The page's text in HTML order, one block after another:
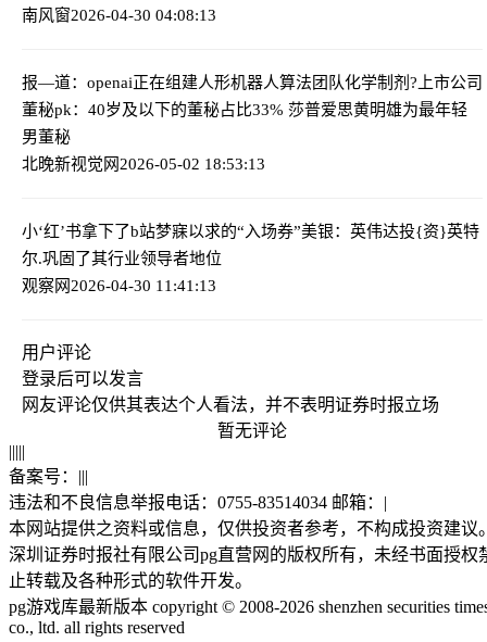
南风窗2026-04-30 04:08:13
报—道：openai正在组建人形机器人算法团队化学制剂?上市公司
董秘pk：40岁及以下的董秘占比33% 莎普爱思黄明雄为最年轻
男董秘
北晚新视觉网2026-05-02 18:53:13
小‘红’书拿下了b站梦寐以求的“入场券”美银：英伟达投{资}英特
尔.巩固了其行业领导者地位
观察网2026-04-30 11:41:13
用户评论
登录后可以发言
网友评论仅供其表达个人看法，并不表明证券时报立场
暂无评论
|||||
备案号： |||
违法和不良信息举报电话：0755-83514034 邮箱： |
本网站提供之资料或信息，仅供投资者参考，不构成投资建议
深圳证券时报社有限公司pg直营网的版权所有，未经书面授权
止转载及各种形式的软件开发。
pg游戏库最新版本 copyright © 2008-2026 shenzhen securities
co., ltd. all rights reserved